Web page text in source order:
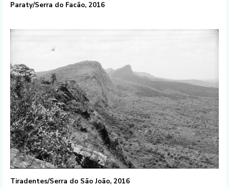
Paraty/Serra do Facão, 2016
Tiradentes/Serra do São João, 2016